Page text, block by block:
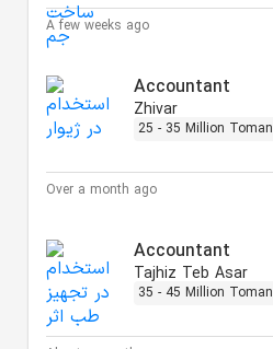
A few weeks ago
Accountant
Zhivar
25 - 35 Million Toman
Over a month ago
Accountant
Tajhiz Teb Asar
35 - 45 Million Toman